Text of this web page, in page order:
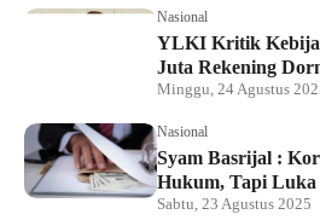
Nasional
YLKI Kritik
Juta Rekening
Minggu, 24 Agustus
Nasional
Syam Basrijal :
Hukum, Tapi Luka
Sabtu, 23 Agustus 2025